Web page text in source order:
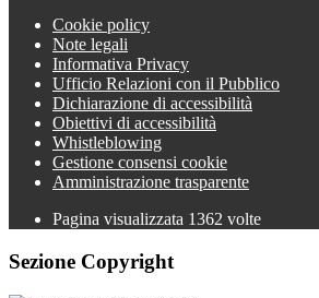
Cookie policy
Note legali
Informativa Privacy
Ufficio Relazioni con il Pubblico
Dichiarazione di accessibilità
Obiettivi di accessibilità
Whistleblowing
Gestione consensi cookie
Amministrazione trasparente
Pagina visualizzata 1362 volte
Sezione Copyright